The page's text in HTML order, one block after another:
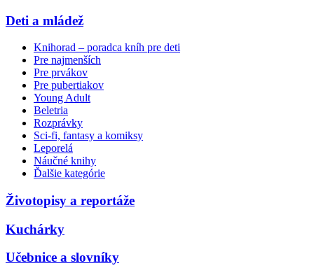
Deti a mládež
Knihorad – poradca kníh pre deti
Pre najmenších
Pre prvákov
Pre pubertiakov
Young Adult
Beletria
Rozprávky
Sci-fi, fantasy a komiksy
Leporelá
Náučné knihy
Ďalšie kategórie
Životopisy a reportáže
Kuchárky
Učebnice a slovníky